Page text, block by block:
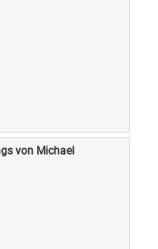
von Michael